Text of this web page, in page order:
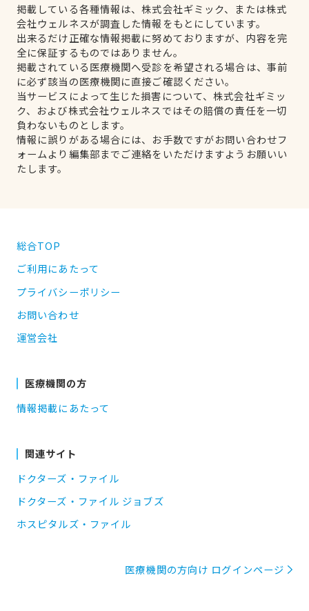
掲載している各種情報は、株式会社ギミック、または株式
会社ウェルネスが調査した情報をもとにしています。
出来るだけ正確な情報掲載に努めておりますが、内容を完
全に保証するものではありません。
掲載されている医療機関へ受診を希望される場合は、事前
に必ず該当の医療機関に直接ご確認ください。
当サービスによって生じた損害について、株式会社ギミッ
ク、および株式会社ウェルネスではその賠償の責任を一切
負わないものとします。
情報に誤りがある場合には、お手数ですがお問い合わせフ
ォームより編集部までご連絡をいただけますようお願いい
たします。
総合TOP
ご利用にあたって
プライバシーポリシー
お問い合わせ
運営会社
医療機関の方
情報掲載にあたって
関連サイト
ドクターズ・ファイル
ドクターズ・ファイル ジョブズ
ホスピタルズ・ファイル
医療機関の方向け ログインページ